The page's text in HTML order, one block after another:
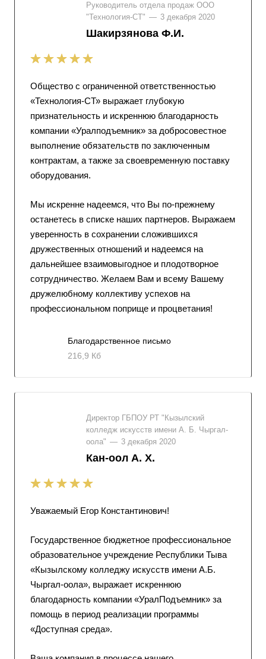
Руководитель отдела продаж ООО
"Технология-СТ" — 3 декабря 2020
Шакирзянова Ф.И.
Общество с ограниченной ответственностью
«Технология-СТ» выражает глубокую
признательность и искреннюю благодарность
компании «Уралподъемник» за добросовестное
выполнение обязательств по заключенным
контрактам, а также за своевременную поставку
оборудования.
Мы искренне надеемся, что Вы по-прежнему
останетесь в списке наших партнеров. Выражаем
уверенность в сохранении сложившихся
дружественных отношений и надеемся на
дальнейшее взаимовыгодное и плодотворное
сотрудничество. Желаем Вам и всему Вашему
дружелюбному коллективу успехов на
профессиональном поприще и процветания!
Благодарственное письмо
216,9 Кб
Директор ГБПОУ РТ "Кызылский
колледж искусств имени А. Б. Чыргал-
оола" — 3 декабря 2020
Кан-оол А. Х.
Уважаемый Егор Константинович!
Государственное бюджетное профессиональное
образовательное учреждение Республики Тыва
«Кызылскому колледжу искусств имени А.Б.
Чыргал-оола», выражает искреннюю
благодарность компании «УралПодъемник» за
помощь в период реализации программы
«Доступная среда».